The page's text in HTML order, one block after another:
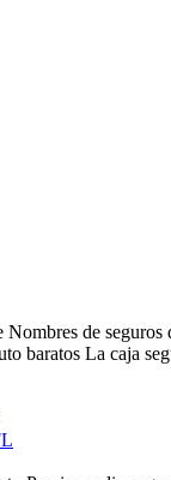
de
baratos La caja